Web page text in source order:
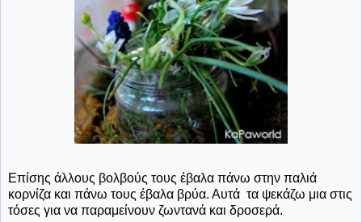
Επίσης άλλους βολβούς τους έβαλα πάνω στην παλιά
κορνίζα και πάνω τους έβαλα βρύα. Αυτά τα ψεκάζω μια στις
τόσες για να παραμείνουν ζωντανά και δροσερά.